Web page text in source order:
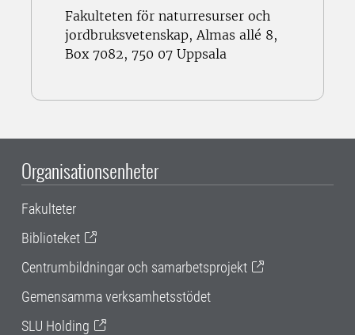
Fakulteten för naturresurser och
jordbruksvetenskap, Almas allé 8,
Box 7082, 750 07 Uppsala
Organisationsenheter
Fakulteter
Biblioteket
Centrumbildningar och samarbetsprojekt
Gemensamma verksamhetsstödet
SLU Holding